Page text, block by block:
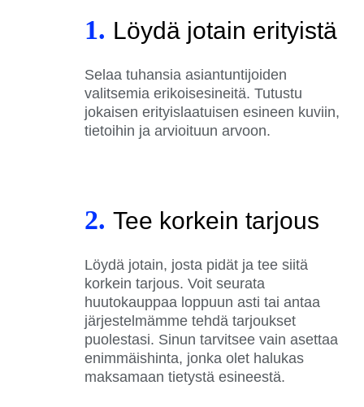
1. Löydä jotain erityistä
Selaa tuhansia asiantuntijoiden
valitsemia erikoisesineitä. Tutustu
jokaisen erityislaatuisen esineen kuviin,
tietoihin ja arvioituun arvoon.
2. Tee korkein tarjous
Löydä jotain, josta pidät ja tee siitä
korkein tarjous. Voit seurata
huutokauppaa loppuun asti tai antaa
järjestelmämme tehdä tarjoukset
puolestasi. Sinun tarvitsee vain asettaa
enimmäishinta, jonka olet halukas
maksamaan tietystä esineestä.